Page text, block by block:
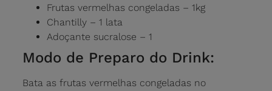
Frutas vermelhas congeladas – 1kg
Chantilly – 1 lata
Adoçante sucralose – 1
Modo de Preparo do Drink:
Bata as frutas vermelhas congeladas no